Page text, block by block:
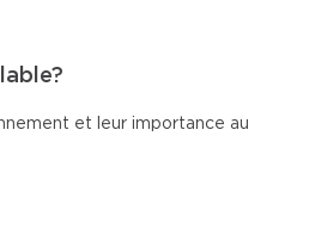
et leur importance au